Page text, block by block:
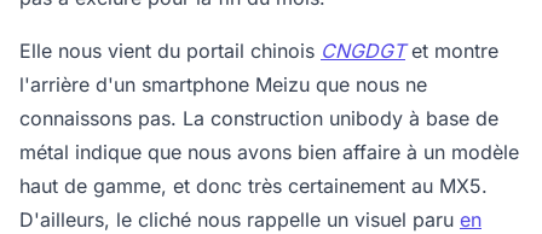
Elle nous vient du portail chinois CNGDGTet montre
l'arrière d'un smartphone Meizu que nous ne
connaissons pas. La construction unibody à base de
métal indique que nous avons bien affaire à un modèle
haut de gamme, et donc très certainement au MX5.
D'ailleurs, le cliché nous rappelle un visuel paru en